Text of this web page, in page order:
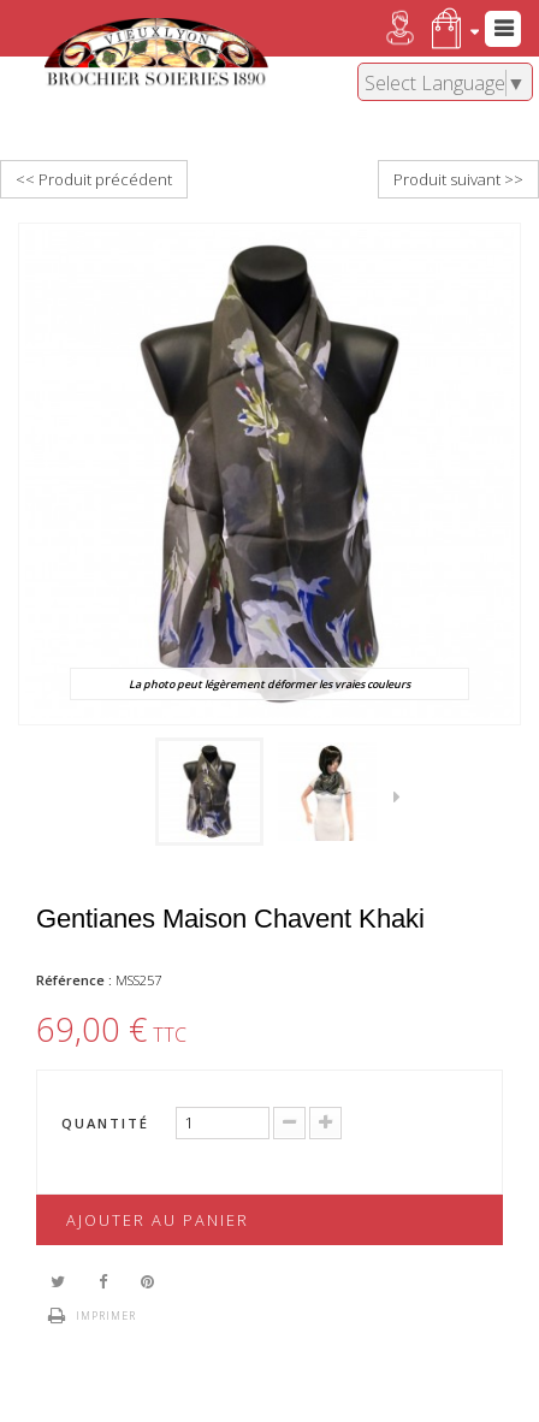
Select Language ▼
<< Produit précédent Produit suivant >>
La photo peut légèrement déformer les vraies couleurs
Gentianes Maison Chavent Khaki
Référence : MSS257
69,00 € TTC
QUANTITÉ
AJOUTER AU PANIER
IMPRIMER